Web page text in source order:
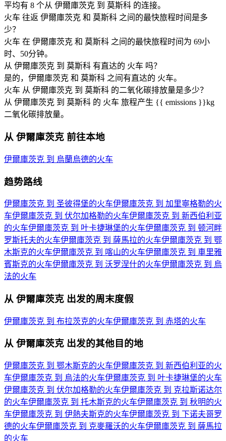
平均有 8 个从 伊爾庫茨克 到 莫斯科 的连接。
火车 往返 伊爾庫茨克 和 莫斯科 之间的最快旅程时间是多
少？
火车 在 伊爾庫茨克 和 莫斯科 之间的最快旅程时间为 69小
时、50分钟。
从 伊爾庫茨克 到 莫斯科 有直达的 火车 吗？
是的，伊爾庫茨克 和 莫斯科 之间有直达的 火车。
火车 从 伊爾庫茨克 到 莫斯科 的二氧化碳排放量是多少？
从 伊爾庫茨克 到 莫斯科 的 火车 旅程产生 {{ emissions }}kg
二氧化碳排放量。
从 伊爾庫茨克 前往本地
伊爾庫茨克 到 烏蘭烏德的火车
趋势路线
伊爾庫茨克 到 圣彼得堡的火车伊爾庫茨克 到 加里寧格勒的火
车伊爾庫茨克 到 伏尔加格勒的火车伊爾庫茨克 到 新西伯利亚
的火车伊爾庫茨克 到 叶卡捷琳堡的火车伊爾庫茨克 到 顿河畔
罗斯托夫的火车伊爾庫茨克 到 薩馬拉的火车伊爾庫茨克 到 鄂
木斯克的火车伊爾庫茨克 到 喀山的火车伊爾庫茨克 到 車里雅
賓斯克的火车伊爾庫茨克 到 沃罗涅什的火车伊爾庫茨克 到 烏
法的火车
从 伊爾庫茨克 出发的周末度假
伊爾庫茨克 到 布拉茨克的火车伊爾庫茨克 到 赤塔的火车
从 伊爾庫茨克 出发的其他目的地
伊爾庫茨克 到 鄂木斯克的火车伊爾庫茨克 到 新西伯利亚的火
车伊爾庫茨克 到 烏法的火车伊爾庫茨克 到 叶卡捷琳堡的火车
伊爾庫茨克 到 伏尔加格勒的火车伊爾庫茨克 到 克拉斯诺达尔
的火车伊爾庫茨克 到 托木斯克的火车伊爾庫茨克 到 秋明的火
车伊爾庫茨克 到 伊熱夫斯克的火车伊爾庫茨克 到 下诺夫哥罗
德的火车伊爾庫茨克 到 克麥羅沃的火车伊爾庫茨克 到 薩馬拉
的火车